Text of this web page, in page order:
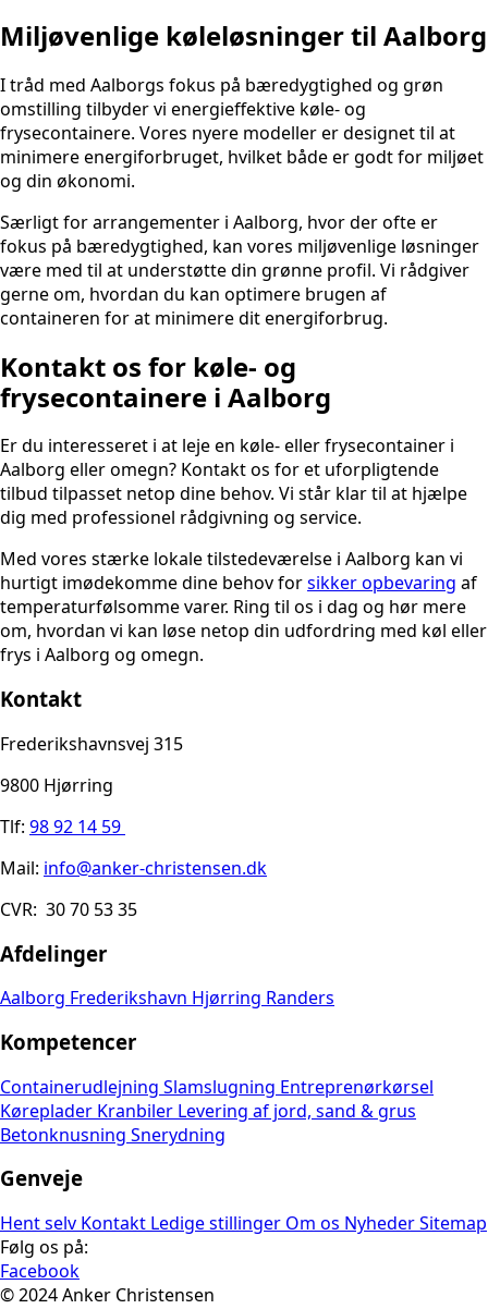
Miljøvenlige køleløsninger til Aalborg
I tråd med Aalborgs fokus på bæredygtighed og grøn
omstilling tilbyder vi energieffektive køle- og
frysecontainere. Vores nyere modeller er designet til at
minimere energiforbruget, hvilket både er godt for miljøet
og din økonomi.
Særligt for arrangementer i Aalborg, hvor der ofte er
fokus på bæredygtighed, kan vores miljøvenlige løsninger
være med til at understøtte din grønne profil. Vi rådgiver
gerne om, hvordan du kan optimere brugen af
containeren for at minimere dit energiforbrug.
Kontakt os for køle- og
frysecontainere i Aalborg
Er du interesseret i at leje en køle- eller frysecontainer i
Aalborg eller omegn? Kontakt os for et uforpligtende
tilbud tilpasset netop dine behov. Vi står klar til at hjælpe
dig med professionel rådgivning og service.
Med vores stærke lokale tilstedeværelse i Aalborg kan vi
hurtigt imødekomme dine behov forsikker opbevaring af
temperaturfølsomme varer. Ring til os i dag og hør mere
om, hvordan vi kan løse netop din udfordring med køl eller
frys i Aalborg og omegn.
Kontakt
Frederikshavnsvej 315
9800 Hjørring
Tlf: 98 92 14 59
Mail: info@anker-christensen.dk
CVR: 30 70 53 35
Afdelinger
Aalborg Frederikshavn Hjørring Randers
Kompetencer
Containerudlejning Slamslugning Entreprenørkørsel
Køreplader Kranbiler Levering af jord, sand & grus
Betonknusning Snerydning
Genveje
Hent selv Kontakt Ledige stillinger Om os NyhederSitemap
Følg os på:
Facebook
© 2024 Anker Christensen